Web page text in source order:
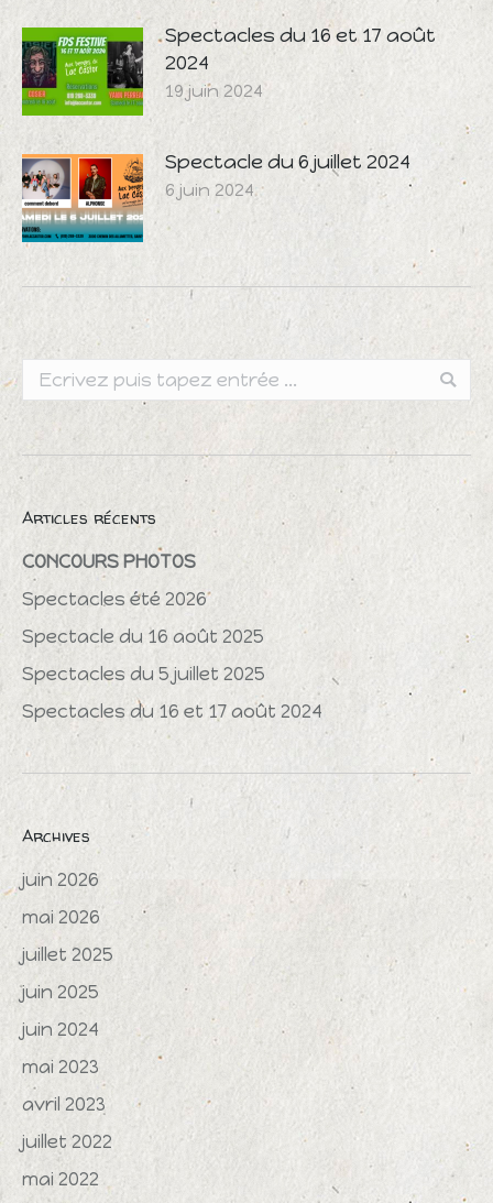
Spectacles du 16 et 17 août
2024
19 juin 2024
Spectacle du 6 juillet 2024
6 juin 2024
Search:
Articles récents
CONCOURS PHOTOS
Spectacles été 2026
Spectacle du 16 août 2025
Spectacles du 5 juillet 2025
Spectacles du 16 et 17 août 2024
Archives
juin 2026
mai 2026
juillet 2025
juin 2025
juin 2024
mai 2023
avril 2023
juillet 2022
mai 2022